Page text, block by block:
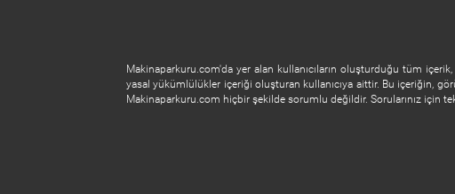
Makinaparkuru.com'da yer alan kullanıcıların oluşturduğu tüm
yasal yükümlülükler içeriği oluşturan kullanıcıya aittir. Bu içeriğin,
Makinaparkuru.com hiçbir şekilde sorumlu değildir. Sorularınız için